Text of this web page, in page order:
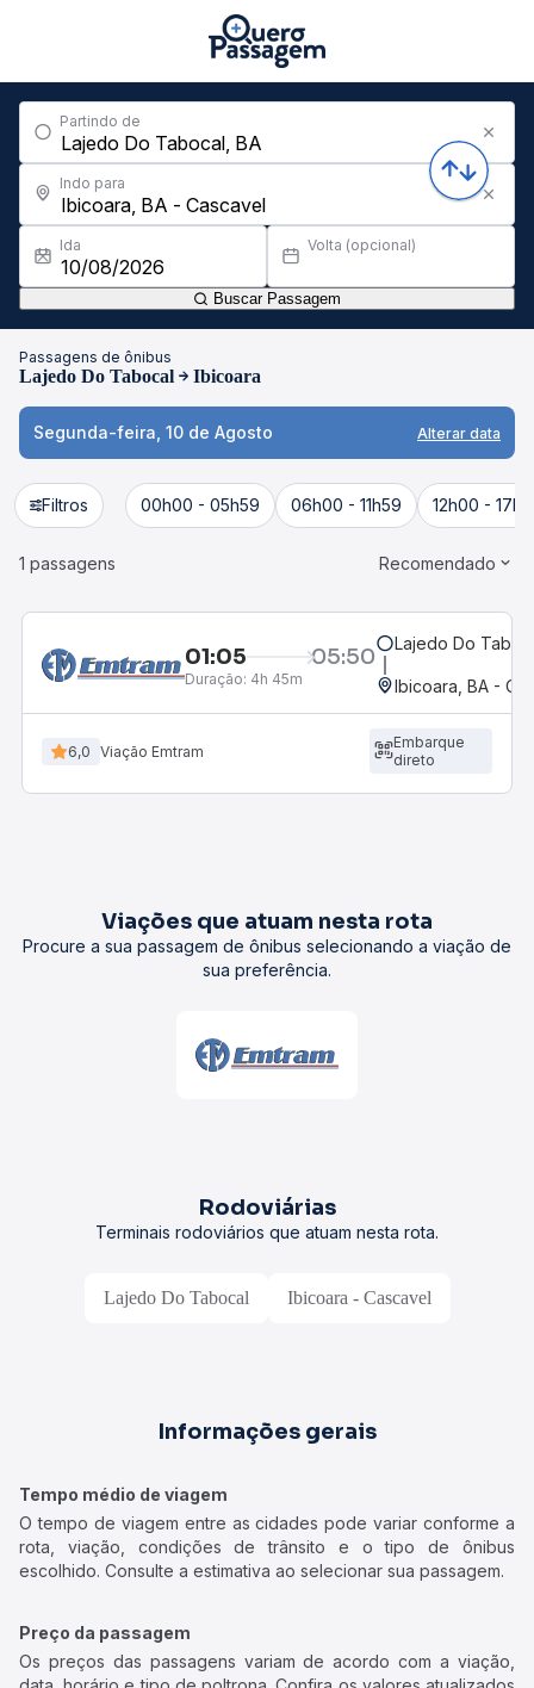
Partindo de
Indo para
Ida Volta (opcional)
Buscar Passagem
Passagens de ônibus
Lajedo Do Tabocal Ibicoara
Segunda-feira, 10 de Agosto Alterar data
Filtros 00h00 - 05h59 06h00 - 11h59 12h00 -
1 passagens Recomendado
01:05 05:50
Duração: 4h 45m
Lajedo Do
Ibicoara, BA -
6,0 Viação Emtram
Embarque
direto
Viações que atuam nesta rota
Procure a sua passagem de ônibus selecionando a viação de
sua preferência.
Rodoviárias
Terminais rodoviários que atuam nesta rota.
Lajedo Do Tabocal Ibicoara - Cascavel
Informações gerais
Tempo médio de viagem
O tempo de viagem entre as cidades pode variar conforme a
rota, viação, condições de trânsito e o tipo de ônibus
escolhido. Consulte a estimativa ao selecionar sua passagem.
Preço da passagem
Os preços das passagens variam de acordo com a viação,